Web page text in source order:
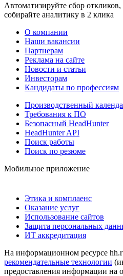
Автоматизируйте сбор откликов,
собирайте аналитику в 2 клика
О компании
Наши вакансии
Партнерам
Реклама на сайте
Новости и статьи
Инвесторам
Кандидаты по профессиям
Производственный
Требования к ПО
Безопасный HeadHunter
HeadHunter API
Поиск работы
Поиск по резюме
Мобильное приложение
Этика и комплаенс
Оказание услуг
Использование сайтов
Защита персональных
ИТ аккредитация
На информационном ресурсе
рекомендательные технологии
предоставления информации на